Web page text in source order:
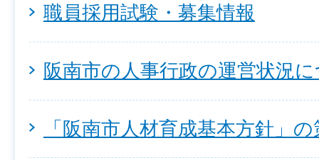
職員採用試験・募集情報
阪南市の人事行政の運営状況
「阪南市人材育成基本方針」